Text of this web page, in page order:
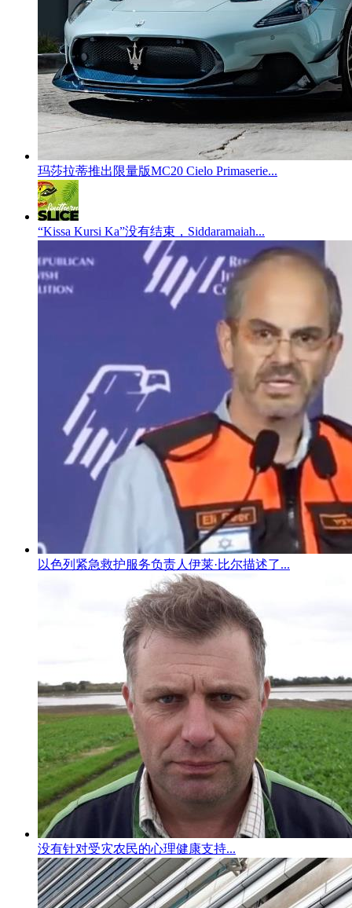
玛莎拉蒂推出限量版MC20 Cielo Primaserie...
“Kissa Kursi Ka”没有结束，Siddaramaiah...
以色列紧急救护服务负责人伊莱·比尔描述了...
没有针对受灾农民的心理健康支持...